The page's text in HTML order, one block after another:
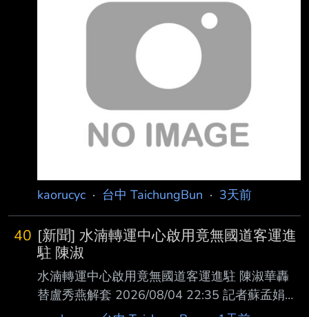
票等事宜。 高價票劵建議留下完整交易資訊，
避免糾紛。 (4)避免交易糾紛，置底交易文不再
清空推文，不定期重新發布新文章。 站方禁止
物品 #5d3ckTC1 (TaichungBun) 禁止網路平台
交易 #1YT-vf4g (TaichungBun) 2. 推文格式及
限制如下，格式不符者，板主得直接刪除不另通
知。 推文格式：
kaorucyc · 台中 TaichungBun · 3天前
40 [新聞] 水湳轉運中心啟用竟無國道客運進
駐 陳淑
水湳轉運中心啟用竟無國道客運進駐 陳淑華轟
替盧秀燕解套 2026/08/04 22:35 記者蘇孟娟／
台中報導